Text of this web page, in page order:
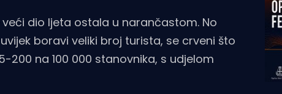
dio ljeta ostala u narančastom. No
boravi veliki broj turista, se crveni što
200 na 100 000 stanovnika, s udjelom